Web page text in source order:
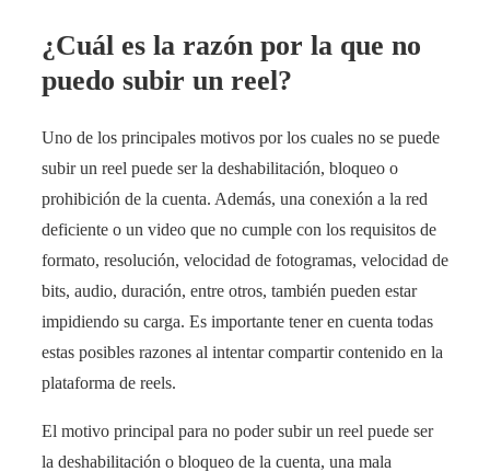
¿Cuál es la razón por la que no
puedo subir un reel?
Uno de los principales motivos por los cuales no se puede
subir un reel puede ser la deshabilitación, bloqueo o
prohibición de la cuenta. Además, una conexión a la red
deficiente o un video que no cumple con los requisitos de
formato, resolución, velocidad de fotogramas, velocidad de
bits, audio, duración, entre otros, también pueden estar
impidiendo su carga. Es importante tener en cuenta todas
estas posibles razones al intentar compartir contenido en la
plataforma de reels.
El motivo principal para no poder subir un reel puede ser
la deshabilitación o bloqueo de la cuenta, una mala